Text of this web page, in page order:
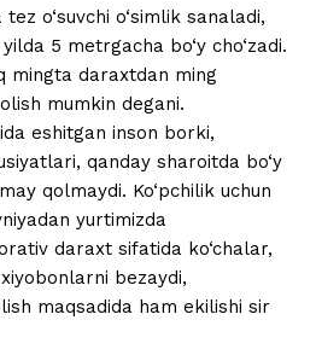
o‘suvchi o‘simlik sanaladi,
5 metrgacha bo‘y cho‘zadi.
mingta daraxtdan ming
mumkin degani.
eshitgan inson borki,
qanday sharoitda bo‘y
qolmaydi. Ko‘pchilik uchun
yurtimizda
daraxt sifatida ko‘chalar,
bezaydi,
maqsadida ham ekilishi sir